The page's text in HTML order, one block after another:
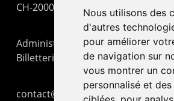
Nous utilisons des
d'autres
pour améliorer
de navigation sur
vous montrer un
personnalisé et
CH-2000 Neuchâtel
Administration : +41 32 725 03 03
Billetterie : +41 32 725 05 05
contact@lepommier.ch